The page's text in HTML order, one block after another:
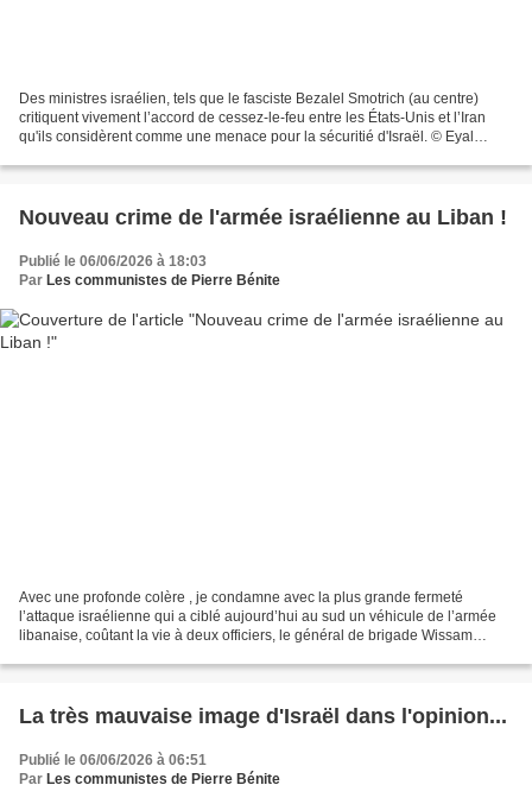
Des ministres israélien, tels que le fasciste Bezalel Smotrich (au centre)
critiquent vivement l’accord de cessez-le-feu entre les États-Unis et l’Iran
qu'ils considèrent comme une menace pour la sécuritié d'Israël. © Eyal
Nouveau crime de l'armée israélienne au Liban !
Publié le 06/06/2026 à 18:03
Par Les communistes de Pierre Bénite
Avec une profonde colère , je condamne avec la plus grande fermeté
l’attaque israélienne qui a ciblé aujourd’hui au sud un véhicule de l’armée
libanaise, coûtant la vie à deux officiers, le général de brigade Wissam
La très mauvaise image d'Israël dans l'opinion...
Publié le 06/06/2026 à 06:51
Par Les communistes de Pierre Bénite